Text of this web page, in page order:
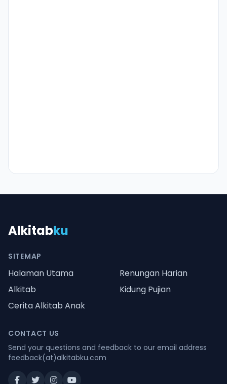
Alkitabku
SITEMAP
Halaman Utama
Renungan Harian
Alkitab
Kidung Pujian
Cerita Alkitab Anak
CONTACT US
Send your questions and feedback to our email address
feedback(at)alkitabku.com